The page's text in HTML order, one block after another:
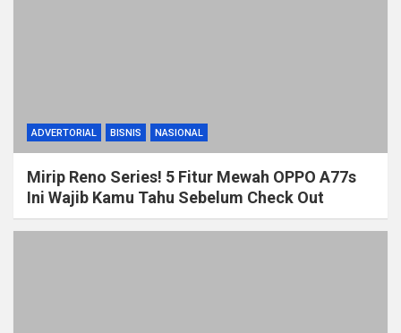
ADVERTORIAL BISNIS NASIONAL
Mirip Reno Series! 5 Fitur Mewah OPPO A77s
Ini Wajib Kamu Tahu Sebelum Check Out